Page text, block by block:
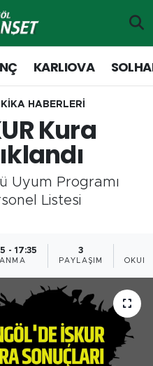
KARLIOVA
HABERLERİ
Kura
Uyum Programı
Listesi
- 17:35 3
PAYLAŞIM
Haritası
ve Fikstür